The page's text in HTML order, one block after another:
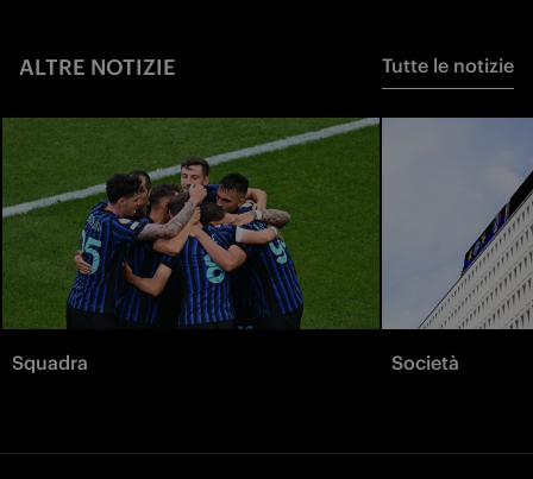
ALTRE NOTIZIE Tutte le notizie
Squadra Società